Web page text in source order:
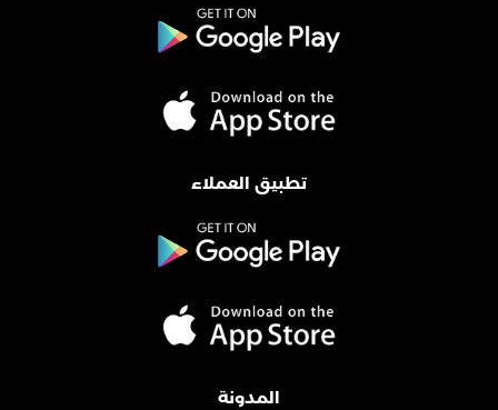
تطبيق العملاء
المدونة